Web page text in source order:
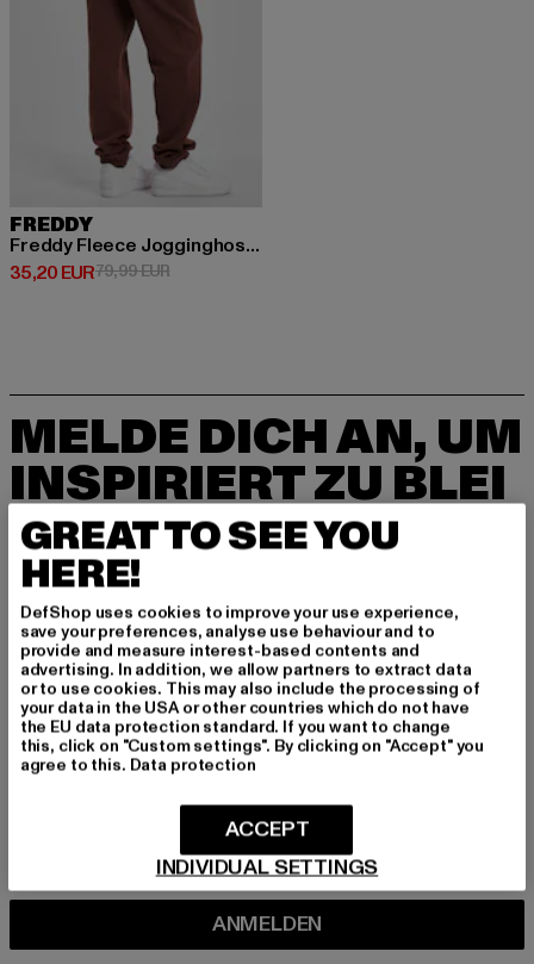
FREDDY
Freddy Fleece Jogginghosen
35,20 EUR
Derzeitiger Preis: 35,20 EUR
79,99 EURAktionspreis: 79,99 EUR
MELDE DICH AN, UM
INSPIRIERT ZU BLEI
BEN!
Melde dich hier für unseren Newsletter an und
erhalte künftig Informationen über aktuelle Tre
nds, Angebote und Gutscheine von DefShop p
er E-Mail!
An welchen Produkten bist du interessiert?
MÄNNER
ANMELDEN
GREAT TO SEE YOU
HERE!
DefShop uses cookies to improve your use experience,
save your preferences, analyse use behaviour and to
provide and measure interest-based contents and
advertising. In addition, we allow partners to extract data
or to use cookies. This may also include the processing of
your data in the USA or other countries which do not have
the EU data protection standard. If you want to change
this, click on "Custom settings". By clicking on "Accept" you
agree to this. Data protection
INDIVIDUAL SETTINGS
ACCEPT